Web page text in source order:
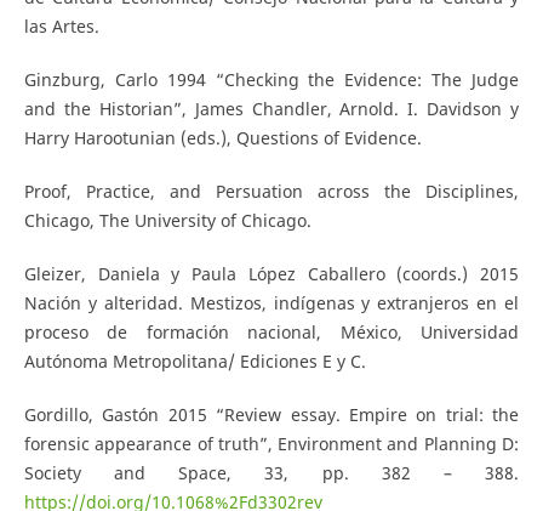
las Artes.
Ginzburg, Carlo 1994 “Checking the Evidence: The Judge
and the Historian”, James Chandler, Arnold. I. Davidson y
Harry Harootunian (eds.), Questions of Evidence.
Proof, Practice, and Persuation across the Disciplines,
Chicago, The University of Chicago.
Gleizer, Daniela y Paula López Caballero (coords.) 2015
Nación y alteridad. Mestizos, indígenas y extranjeros en el
proceso de formación nacional, México, Universidad
Autónoma Metropolitana/ Ediciones E y C.
Gordillo, Gastón 2015 “Review essay. Empire on trial: the
forensic appearance of truth”, Environment and Planning D:
Society and Space, 33, pp. 382 – 388.
https://doi.org/10.1068%2Fd3302rev